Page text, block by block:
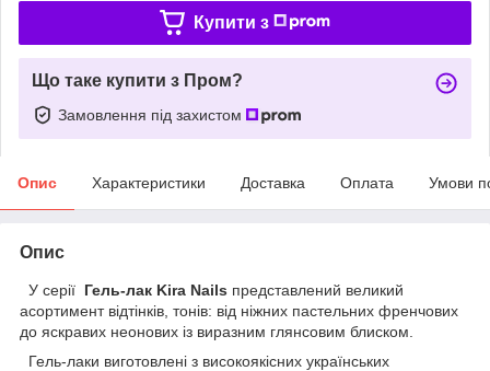
Купити з
Що таке купити з Пром?
Замовлення під захистом
Опис Характеристики Доставка Оплата Умови
Опис
У серії Гель-лак Kira Nails представлений великий
асортимент відтінків, тонів: від ніжних пастельних френчових
до яскравих неонових із виразним глянсовим блиском.
Гель-лаки виготовлені з високоякісних українських